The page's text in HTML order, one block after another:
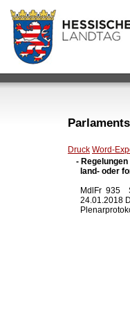
Druck Word-
-
land- oder
MdlFr  935
24.01.2018